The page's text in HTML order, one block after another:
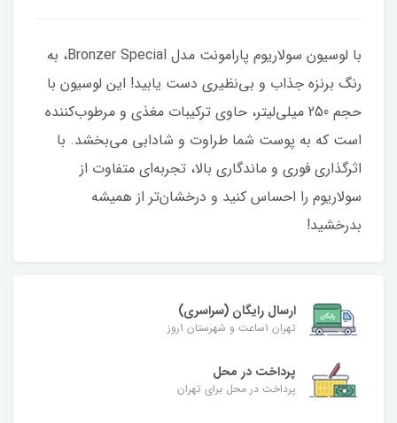
با لوسیون سولاریوم پارامونت مدل Bronzer Special، به
رنگ برنزه جذاب و بی‌نظیری دست یابید! این لوسیون با
حجم 250 میلی‌لیتر، حاوی ترکیبات مغذی و مرطوب‌کننده
است که به پوست شما طراوت و شادابی می‌بخشد. با
اثرگذاری فوری و ماندگاری بالا، تجربه‌ای متفاوت از
سولاریوم را احساس کنید و درخشان‌تر از همیشه
بدرخشید!
ارسال رایگان (سراسری)
تهران 1ساعت و شهرستان 1روز
پرداخت در محل
پرداخت در محل برای تهران